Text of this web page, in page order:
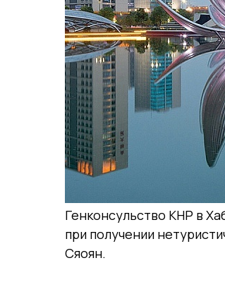
Генконсульство КНР в
при получении
Сяоян.